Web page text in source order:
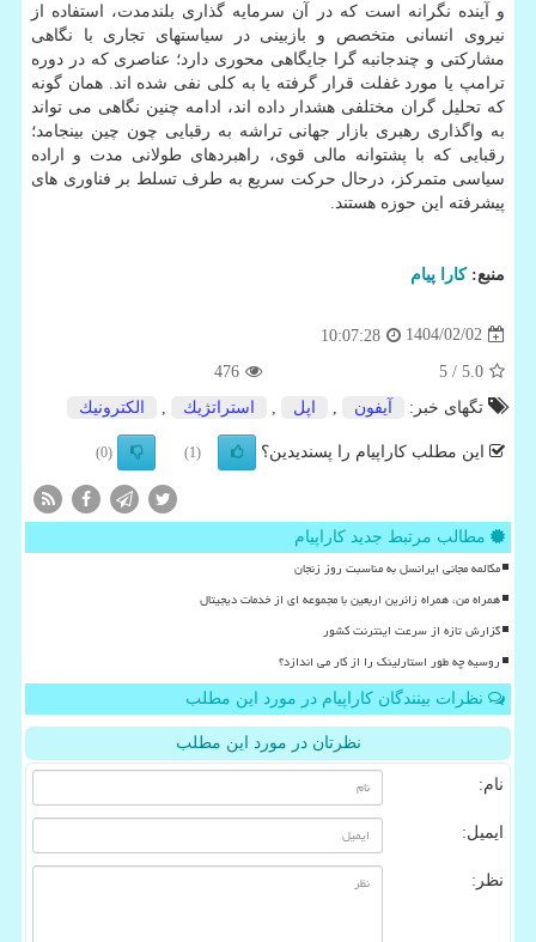
و آینده نگرانه است که در آن سرمایه گذاری بلندمدت، استفاده از
نیروی انسانی متخصص و بازبینی در سیاستهای تجاری با نگاهی
مشارکتی و چندجانبه گرا جایگاهی محوری دارد؛ عناصری که در دوره
ترامپ یا مورد غفلت قرار گرفته یا به کلی نفی شده اند. همان گونه
که تحلیل گران مختلفی هشدار داده اند، ادامه چنین نگاهی می تواند
به واگذاری رهبری بازار جهانی تراشه به رقبایی چون چین بینجامد؛
رقبایی که با پشتوانه مالی قوی، راهبردهای طولانی مدت و اراده
سیاسی متمرکز، درحال حرکت سریع به طرف تسلط بر فناوری های
پیشرفته این حوزه هستند.
منبع:كارا پیام
1404/02/02
10:07:28
5.0
/ 5
476
تگهای خبر:
آیفون اپل استراتژیك الكترونیك
این مطلب کاراپیام را پسندیدین؟ (1)
(0)
مطالب مرتبط جدید کاراپیام
مکالمه مجانی ایرانسل به مناسبت روز زنجان
همراه من، همراه زائرین اربعین با مجموعه ای از خدمات دیجیتال
گزارش تازه از سرعت اینترنت کشور
روسیه چه طور استارلینک را از کار می اندازد؟
نظرات بینندگان کاراپیام در مورد این مطلب
نظرتان در مورد این مطلب
نام:
ایمیل:
نظر: